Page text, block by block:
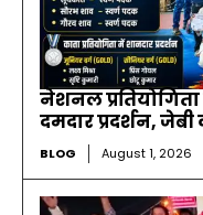
नेशनल
दमदार प्रदर्शन,
BLOG August 1, 2026